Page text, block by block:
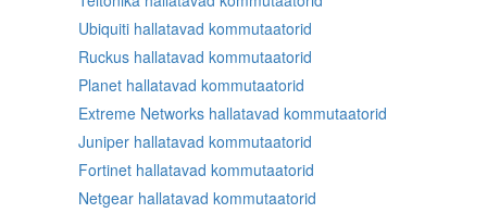
Ubiquiti hallatavad kommutaatorid
Ruckus hallatavad kommutaatorid
Planet hallatavad kommutaatorid
Extreme Networks hallatavad kommutaatorid
Juniper hallatavad kommutaatorid
Fortinet hallatavad kommutaatorid
Netgear hallatavad kommutaatorid